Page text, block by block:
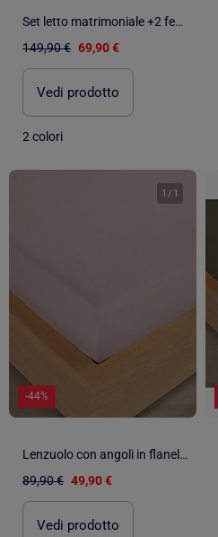
Set letto matrimoniale +2 federe 65x65 cm flanella di cotone
149,90 € 69,90 €
Vedi prodotto
2 colori
1 / 1
-44%
Lenzuolo con angoli in flanella di cotone
89,90 € 49,90 €
Vedi prodotto